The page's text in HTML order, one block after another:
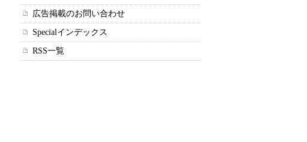
広告掲載のお問い合わせ
Specialインデックス
RSS一覧